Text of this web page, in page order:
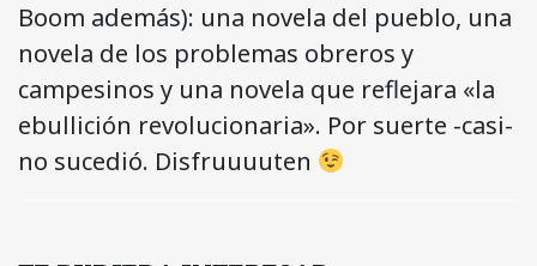
Boom además): una novela del pueblo, una
novela de los problemas obreros y
campesinos y una novela que reflejara «la
ebullición revolucionaria». Por suerte -casi-
no sucedió. Disfruuuuten